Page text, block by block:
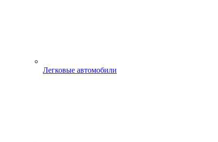
Легковые автомобили